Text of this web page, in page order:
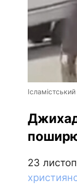
23